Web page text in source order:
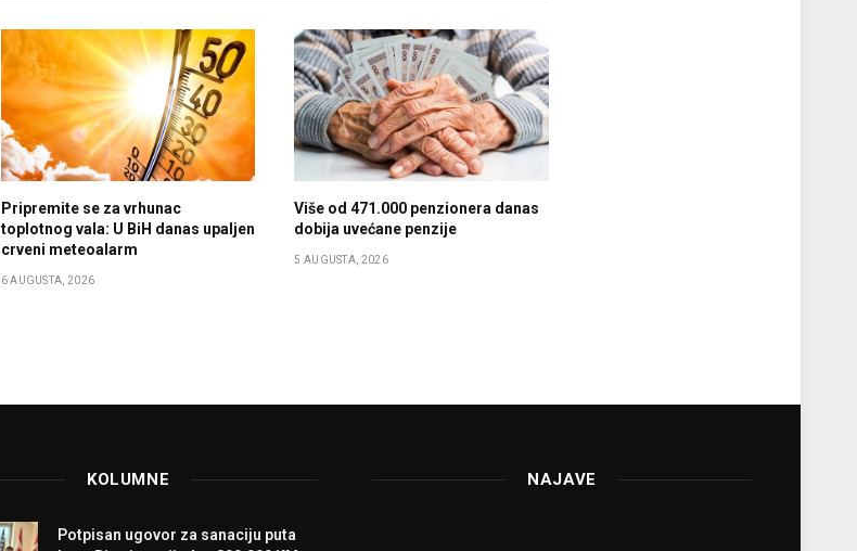
Pripremite se za vrhunac
toplotnog vala: U BiH danas upaljen
crveni meteoalarm
6 AUGUSTA, 2026
Više od 471.000 penzionera danas
dobija uvećane penzije
5 AUGUSTA, 2026
KOLUMNE
Potpisan ugovor za sanaciju puta
NAJAVE